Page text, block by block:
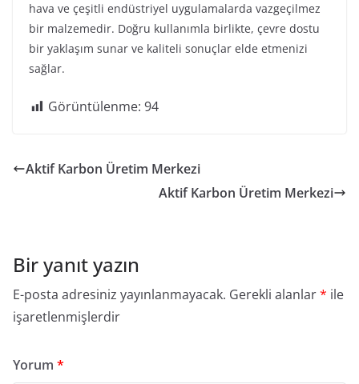
hava ve çeşitli endüstriyel uygulamalarda vazgeçilmez
bir malzemedir. Doğru kullanımla birlikte, çevre dostu
bir yaklaşım sunar ve kaliteli sonuçlar elde etmenizi
sağlar.
Görüntülenme: 94
Aktif Karbon Üretim Merkezi
Aktif Karbon Üretim Merkezi
Bir yanıt yazın
E-posta adresiniz yayınlanmayacak. Gerekli alanlar* ile
işaretlenmişlerdir
Yorum *